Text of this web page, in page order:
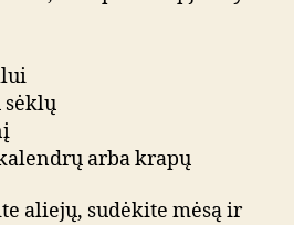
sėklų
arba krapų
aliejų, sudėkite mėsą ir